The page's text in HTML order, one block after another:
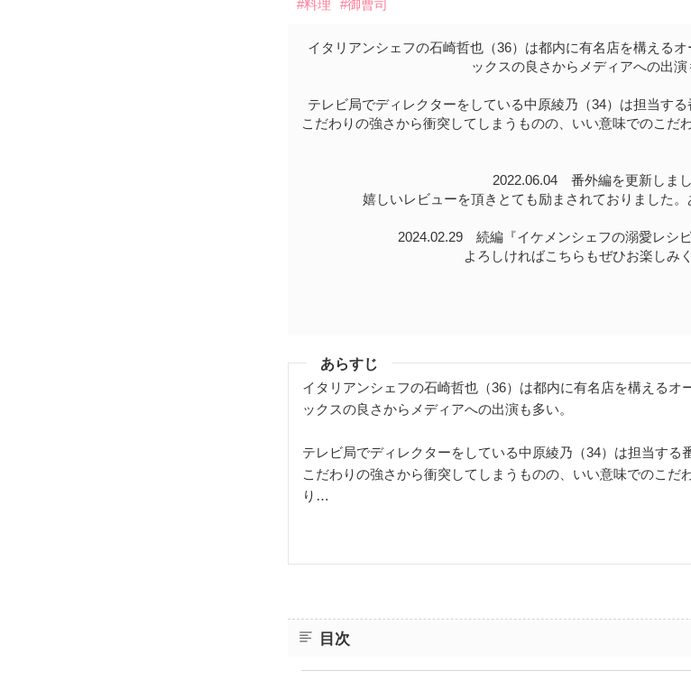
#料理
#御曹司
イタリアンシェフの石崎哲也（36）は都内に有名店を構える
ックスの良さからメディアへの出演
テレビ局でディレクターをしている中原綾乃（34）は担当す
こだわりの強さから衝突してしまうものの、いい意味でのこ
2022.06.04 番外編を更新しまし
嬉しいレビューを頂きとても励まされておりました。
2024.02.29 続編『イケメンシェフの溺愛レシピ
よろしければこちらもぜひお楽しみ
あらすじ
イタリアンシェフの石崎哲也（36）は都内に有名店を構えるオ
ックスの良さからメディアへの出演も多い。
テレビ局でディレクターをしている中原綾乃（34）は担当する
こだわりの強さから衝突してしまうものの、いい意味でのこだ
り…
目次